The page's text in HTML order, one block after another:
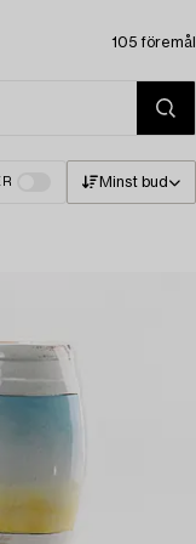
105 föremål
Minst bud